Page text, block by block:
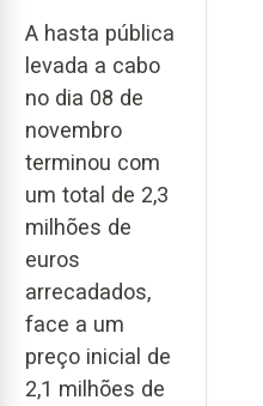
A hasta pública
levada a cabo
no dia 08 de
novembro
terminou com
um total de 2,3
milhões de
euros
arrecadados,
face a um
preço inicial de
2,1 milhões de